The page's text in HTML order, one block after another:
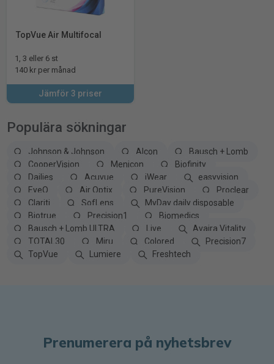
TopVue Air Multifocal
1, 3 eller 6 st
140 kr per månad
Jämför 3 priser
Populära sökningar
Johnson & Johnson Alcon
Bausch + Lomb
CooperVision
Menicon
Biofinity
Dailies
Acuvue iWear
easyvision
EyeQ
Air Optix PureVision
Proclear
Clariti
SofLens
MyDay daily disposable
Biotrue
Precision1
Biomedics
Bausch + Lomb ULTRA
Live
Avaira Vitality
TOTAL30
Miru Colored
Precision7
TopVue
Lumiere Freshtech
Prenumerera på nyhetsbrev